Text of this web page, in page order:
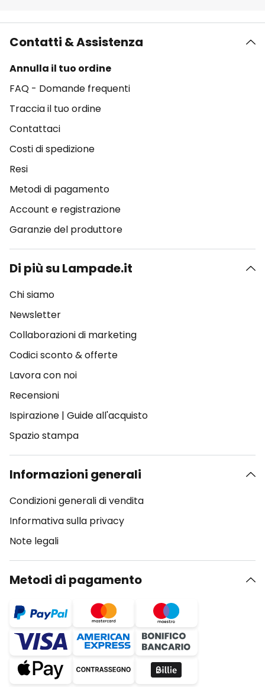
Contatti & Assistenza
Annulla il tuo ordine
FAQ - Domande frequenti
Traccia il tuo ordine
Contattaci
Costi di spedizione
Resi
Metodi di pagamento
Account e registrazione
Garanzie del produttore
Di più su Lampade.it
Chi siamo
Newsletter
Collaborazioni di marketing
Codici sconto & offerte
Lavora con noi
Recensioni
Ispirazione | Guide all'acquisto
Spazio stampa
Informazioni generali
Condizioni generali di vendita
Informativa sulla privacy
Note legali
Metodi di pagamento